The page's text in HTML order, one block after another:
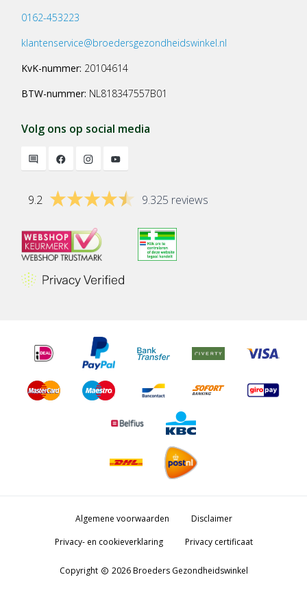
0162-453223
klantenservice@broedersgezondheidswinkel.nl
KvK-nummer: 20104614
BTW-nummer: NL818347557B01
Volg ons op social media
9.2 9.325 reviews
Algemene voorwaarden
Disclaimer
Privacy- en cookieverklaring
Privacy certificaat
Copyright copyright 2026 Broeders Gezondheidswinkel